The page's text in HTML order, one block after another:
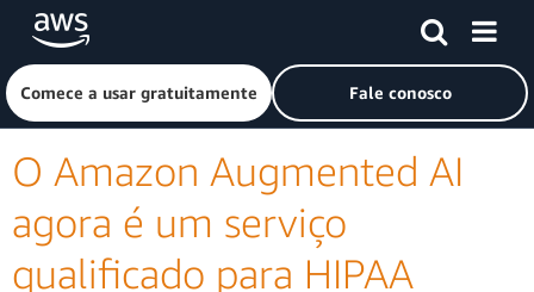
Pular para o conteúdo principal
Clique aqui para voltar à página inicial da Amazon Web
Comece a usar gratuitamente Fale conosco
O Amazon Augmented AI
agora é um serviço
qualificado para HIPAA